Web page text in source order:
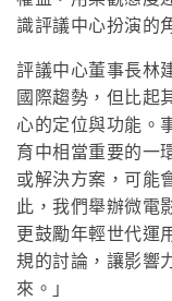
識評議中心扮演的
評議中心董事長林
國際趨勢，但比起
心的定位與功能。
育中相當重要的一
或解決方案，可能
此，我們舉辦微電
更鼓勵年輕世代運
規的討論，讓影響
來。」